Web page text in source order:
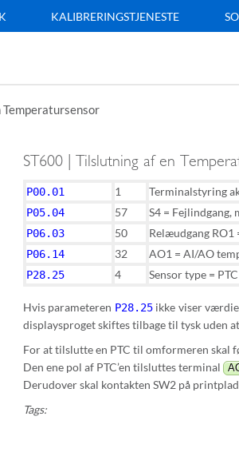
KALIBRERINGSTJENESTE
ST600 | Tilslutning af en
P00.01 1 Terminalstyring
P05.04 57 S4 =
P06.03 50 Relæudgang
P06.14 32 AO1 = AI/AO
P28.25 4 Sensor type =
Hvis parameteren P28.25ikke viser
displaysproget skiftes tilbage til tysk uden
For at tilslutte en PTC til omformeren skal
Den ene pol af PTC’en tilsluttes terminal
Derudover skal kontakten SW2 på
Tags: